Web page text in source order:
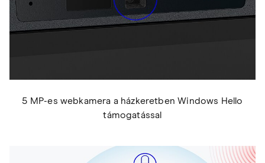
5 MP-es webkamera a házkeretben Windows Hello
támogatással